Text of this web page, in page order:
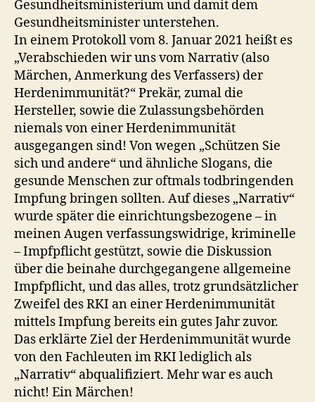
Gesundheitsministerium und damit dem
Gesundheitsminister unterstehen.
In einem Protokoll vom 8. Januar 2021 heißt es
„Verabschieden wir uns vom Narrativ (also
Märchen, Anmerkung des Verfassers) der
Herdenimmunität?“ Prekär, zumal die
Hersteller, sowie die Zulassungsbehörden
niemals von einer Herdenimmunität
ausgegangen sind! Von wegen „Schützen Sie
sich und andere“ und ähnliche Slogans, die
gesunde Menschen zur oftmals todbringenden
Impfung bringen sollten. Auf dieses „Narrativ“
wurde später die einrichtungsbezogene – in
meinen Augen verfassungswidrige, kriminelle
– Impfpflicht gestützt, sowie die Diskussion
über die beinahe durchgegangene allgemeine
Impfpflicht, und das alles, trotz grundsätzlicher
Zweifel des RKI an einer Herdenimmunität
mittels Impfung bereits ein gutes Jahr zuvor.
Das erklärte Ziel der Herdenimmunität wurde
von den Fachleuten im RKI lediglich als
„Narrativ“ abqualifiziert. Mehr war es auch
nicht! Ein Märchen!